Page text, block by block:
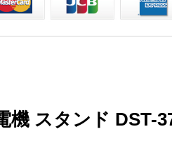
機 スタンド DST-